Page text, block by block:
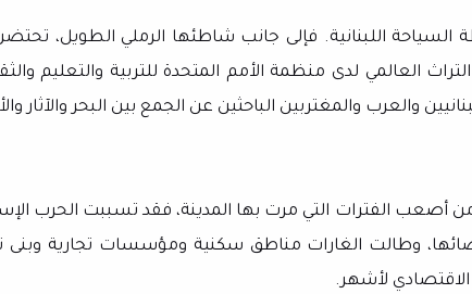
اللبنانية. فإلى جانب شاطئها الرملي الطويل، تحتضن
العالمي لدى منظمة الأمم المتحدة للتربية والتعليم
والعرب والمغتربين الباحثين عن الجمع بين البحر والآثار
أصعب الفترات التي مرت بها المدينة، فقد تسببت الحرب
وطالت الغارات مناطق سكنية ومؤسسات تجارية وبنى
لأشهر.